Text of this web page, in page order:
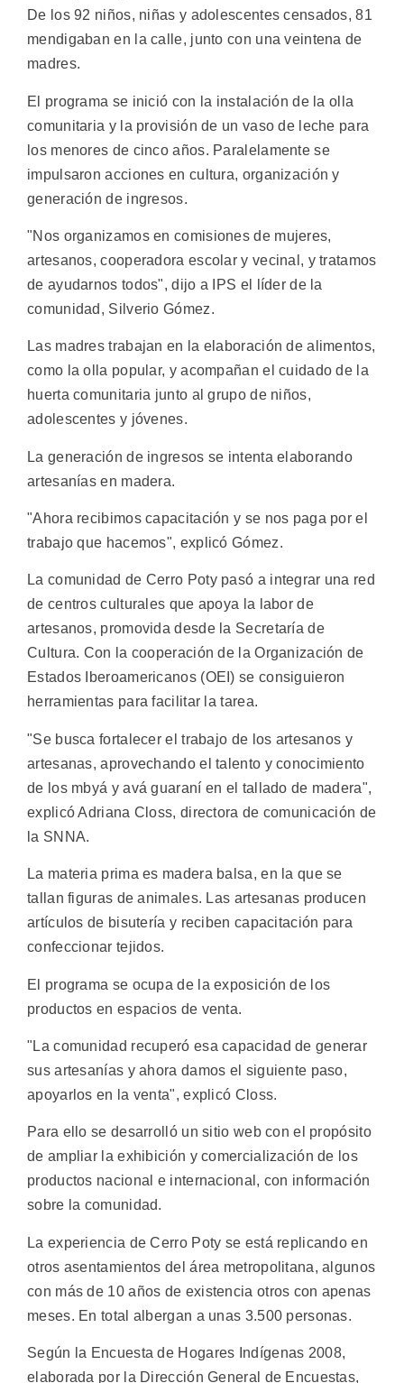
De los 92 niños, niñas y adolescentes censados, 81
mendigaban en la calle, junto con una veintena de
madres.
El programa se inició con la instalación de la olla
comunitaria y la provisión de un vaso de leche para
los menores de cinco años. Paralelamente se
impulsaron acciones en cultura, organización y
generación de ingresos.
"Nos organizamos en comisiones de mujeres,
artesanos, cooperadora escolar y vecinal, y tratamos
de ayudarnos todos", dijo a IPS el líder de la
comunidad, Silverio Gómez.
Las madres trabajan en la elaboración de alimentos,
como la olla popular, y acompañan el cuidado de la
huerta comunitaria junto al grupo de niños,
adolescentes y jóvenes.
La generación de ingresos se intenta elaborando
artesanías en madera.
"Ahora recibimos capacitación y se nos paga por el
trabajo que hacemos", explicó Gómez.
La comunidad de Cerro Poty pasó a integrar una red
de centros culturales que apoya la labor de
artesanos, promovida desde la Secretaría de
Cultura. Con la cooperación de la Organización de
Estados Iberoamericanos (OEI) se consiguieron
herramientas para facilitar la tarea.
"Se busca fortalecer el trabajo de los artesanos y
artesanas, aprovechando el talento y conocimiento
de los mbyá y avá guaraní en el tallado de madera",
explicó Adriana Closs, directora de comunicación de
la SNNA.
La materia prima es madera balsa, en la que se
tallan figuras de animales. Las artesanas producen
artículos de bisutería y reciben capacitación para
confeccionar tejidos.
El programa se ocupa de la exposición de los
productos en espacios de venta.
"La comunidad recuperó esa capacidad de generar
sus artesanías y ahora damos el siguiente paso,
apoyarlos en la venta", explicó Closs.
Para ello se desarrolló un sitio web con el propósito
de ampliar la exhibición y comercialización de los
productos nacional e internacional, con información
sobre la comunidad.
La experiencia de Cerro Poty se está replicando en
otros asentamientos del área metropolitana, algunos
con más de 10 años de existencia otros con apenas
meses. En total albergan a unas 3.500 personas.
Según la Encuesta de Hogares Indígenas 2008,
elaborada por la Dirección General de Encuestas,